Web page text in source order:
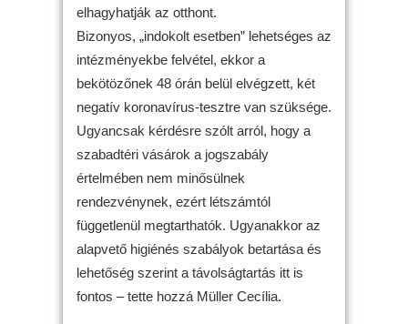
elhagyhatják az otthont.
Bizonyos, „indokolt esetben” lehetséges az
intézményekbe felvétel, ekkor a
bekötözőnek 48 órán belül elvégzett, két
negatív koronavírus-tesztre van szüksége.
Ugyancsak kérdésre szólt arról, hogy a
szabadtéri vásárok a jogszabály
értelmében nem minősülnek
rendezvénynek, ezért létszámtól
függetlenül megtarthatók. Ugyanakkor az
alapvető higiénés szabályok betartása és
lehetőség szerint a távolságtartás itt is
fontos – tette hozzá Müller Cecília.